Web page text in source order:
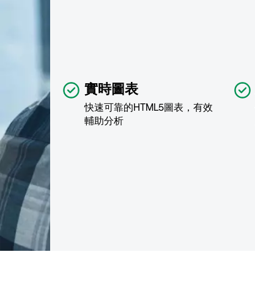
實時圖表
快速可靠的HTML5圖表，有效
輔助分析